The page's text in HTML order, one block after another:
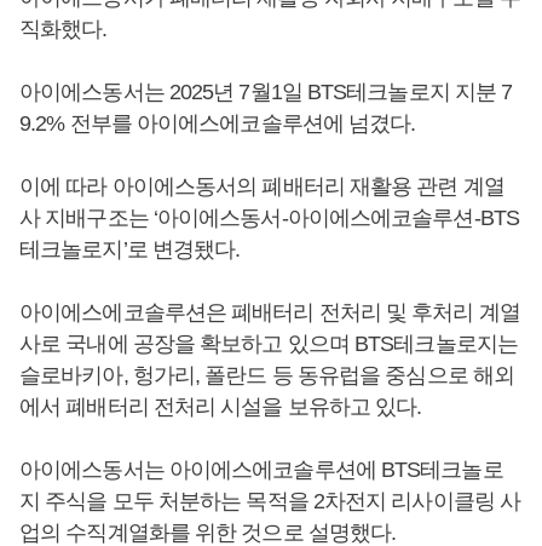
직화했다.
아이에스동서는 2025년 7월1일 BTS테크놀로지 지분 7
9.2% 전부를 아이에스에코솔루션에 넘겼다.
이에 따라 아이에스동서의 폐배터리 재활용 관련 계열
사 지배구조는 ‘아이에스동서-아이에스에코솔루션-BTS
테크놀로지’로 변경됐다.
아이에스에코솔루션은 폐배터리 전처리 및 후처리 계열
사로 국내에 공장을 확보하고 있으며 BTS테크놀로지는
슬로바키아, 헝가리, 폴란드 등 동유럽을 중심으로 해외
에서 폐배터리 전처리 시설을 보유하고 있다.
아이에스동서는 아이에스에코솔루션에 BTS테크놀로
지 주식을 모두 처분하는 목적을 2차전지 리사이클링 사
업의 수직계열화를 위한 것으로 설명했다.